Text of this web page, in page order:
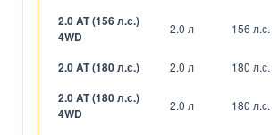
2.0 AT (156 л.с.)
4WD
2.0 л 156 л.с.
2.0 AT (180 л.с.) 2.0 л 180 л.с.
2.0 AT (180 л.с.)
4WD
2.0 л 180 л.с.